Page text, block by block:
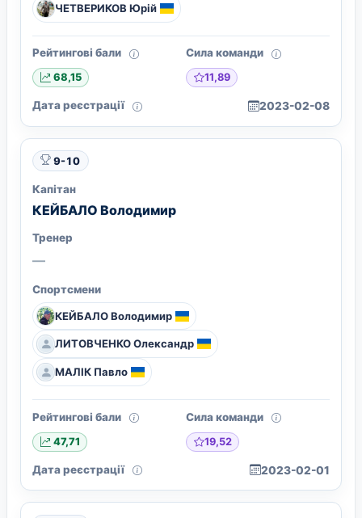
ЧЕТВЕРИКОВ Юрій
Рейтингові бали
68,15
Сила команди
11,89
Дата реєстрації 2023-02-08
9-10
Капітан
КЕЙБАЛО Володимир
Тренер
—
Спортсмени
КЕЙБАЛО Володимир
ЛИТОВЧЕНКО Олександр
МАЛІК Павло
Рейтингові бали
47,71
Сила команди
19,52
Дата реєстрації 2023-02-01